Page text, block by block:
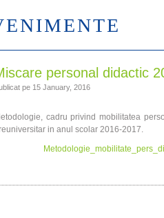
personal didactic
pe 15 January, 2016
cadru privind mobilitatea
in anul scolar 2016-2017.